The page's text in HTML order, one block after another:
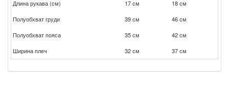
Длина рукава (см) 17 см
18 см
Полуобхват груди
39 см
46 см
Полуобхват пояса
35 см
42 см
Ширина плеч
32 см 37 см